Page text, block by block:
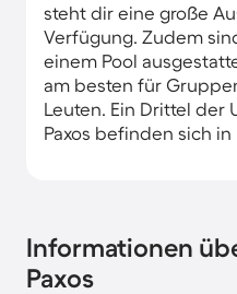
steht dir eine große
Verfügung. Zudem
einem Pool
am besten für
Leuten. Ein Drittel der
Paxos befinden sich
Informationen
Paxos